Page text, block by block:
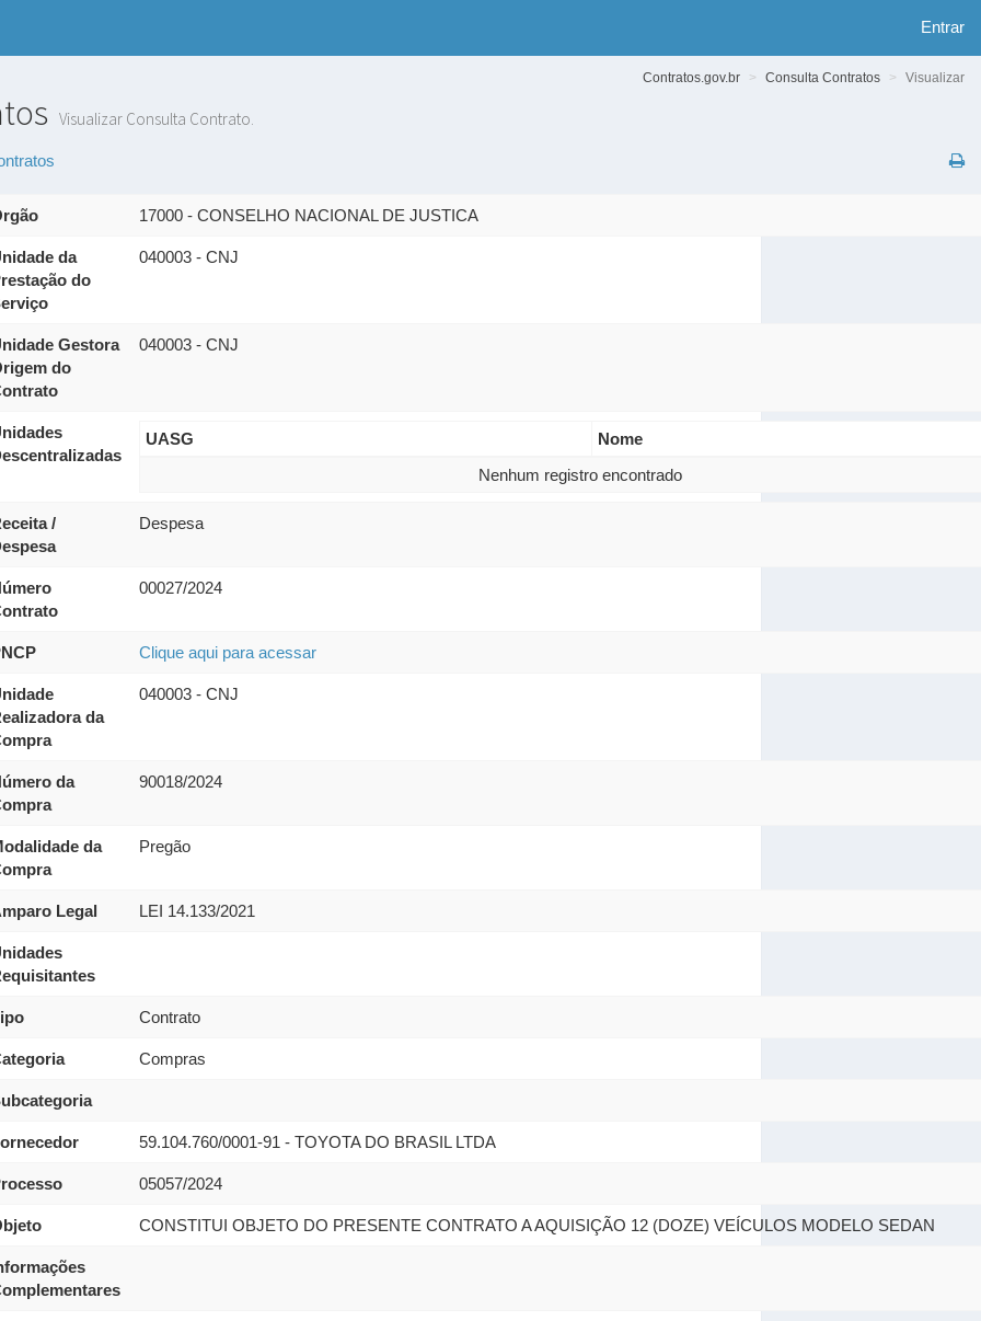
Entrar
Visualizar Consulta Contrato.
Contratos.gov.br Consulta Contratos Visualizar
17000 - CONSELHO NACIONAL DE JUSTICA
da
do
040003 - CNJ
Gestora
do
040003 - CNJ
UASG
Nome
Nenhum registro encontrado
/
Despesa
00027/2024
Clique aqui para acessar
da
040003 - CNJ
da
90018/2024
da
Pregão
Legal LEI 14.133/2021
Contrato
Compras
59.104.760/0001-91 - TOYOTA DO BRASIL LTDA
05057/2024
CONSTITUI OBJETO DO PRESENTE CONTRATO A AQUISIÇÃO 12 (DOZE) VEÍCULOS MODELO SEDAN